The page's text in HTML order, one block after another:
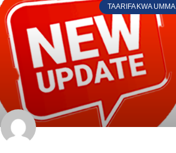
TAARIFA KWA UMMA